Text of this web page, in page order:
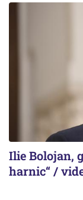
Ilie Bolojan,
harnic“ /